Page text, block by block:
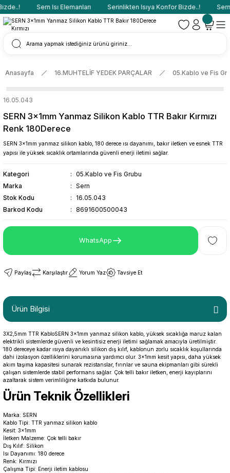
Sern Isı Elemanları Serinlikten Isıya Konfor Bizde..! Sern
Anasayfa 16.MUHTELİF YEDEK PARÇALAR 05.Kablo ve Fis
16.05.043
SERN 3x1mm Yanmaz Silikon Kablo TTR Bakır Kırmızı
Renk 180Derece
SERN 3x1mm yanmaz silikon kablo, 180 derece ısı dayanımı, bakır iletken ve esnek TTR
yapısı ile yüksek sıcaklık ortamlarında güvenli enerji iletimi sağlar.
Kategori
05.Kablo ve Fis Grubu
Marka
Sern
Stok Kodu
16.05.043
Barkod Kodu
8691600500043
WhatsApp
Paylaş Karşılaştır Yorum Yaz Tavsiye Et
Ürün Bilgisi
3X2,5mm TTR KabloSERN 3x1mm yanmaz silikon kablo, yüksek sıcaklığa maruz kalan
elektrikli sistemlerde güvenli ve kesintisiz enerji iletimi sağlamak amacıyla üretilmiştir.
180 dereceye kadar ısıya dayanıklı silikon dış kılıf, kablonun zorlu sıcaklık koşullarında
dahi izolasyon özelliklerini korumasına yardımcı olur. 3x1mm kesit yapısı, daha yüksek
akım taşıma kapasitesi sunarak rezistanslar, fırınlar ve sauna ekipmanları gibi sürekli
çalışan sistemlerde stabil performans sağlar. Çok telli bakır iletken, enerji kayıplarını
azaltarak sistem verimliliğine katkıda bulunur.
Ürün Teknik Özellikleri
Marka: SERN
Kablo Tipi: TTR yanmaz silikon kablo
Kesit: 3x1mm
İletken Malzeme: Çok telli bakır
Dış Kılıf: Silikon
Isı Dayanımı: 180 derece
Renk: Kırmızı
Çalışma Tipi: Enerji iletim kablosu